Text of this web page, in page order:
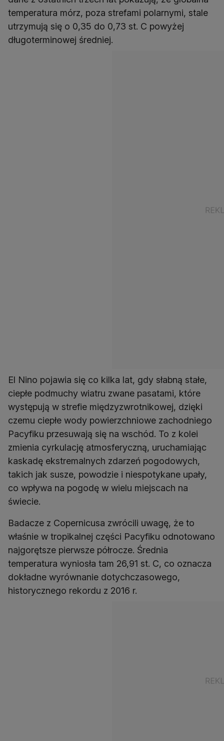
temperatura mórz, poza strefami polarnymi, stale
utrzymują się o 0,35 do 0,73 st. C powyżej
długoterminowej średniej.
El Nino pojawia się co kilka lat, gdy słabną stałe,
ciepłe podmuchy wiatru zwane pasatami, które
występują w strefie międzyzwrotnikowej, dzięki
czemu ciepłe wody powierzchniowe zachodniego
Pacyfiku przesuwają się na wschód. To z kolei
zmienia cyrkulację atmosferyczną, uruchamiając
kaskadę ekstremalnych zdarzeń pogodowych,
takich jak susze, powodzie i niespotykane upały,
co wpływa na pogodę w wielu miejscach na
świecie.
Badacze z Copernicusa zwrócili uwagę, że to
właśnie w tropikalnej części Pacyfiku odnotowano
najgorętsze pierwsze półrocze. Średnia
temperatura wyniosła tam 26,91 st. C, co oznacza
dokładne wyrównanie dotychczasowego,
historycznego rekordu z 2016 r.